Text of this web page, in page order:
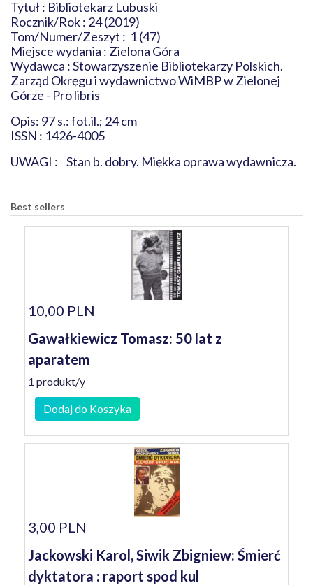
Tytuł : Bibliotekarz Lubuski
Rocznik/Rok : 24 (2019)
Tom/Numer/Zeszyt : 1 (47)
Miejsce wydania : Zielona Góra
Wydawca : Stowarzyszenie Bibliotekarzy Polskich.
Zarząd Okręgu i wydawnictwo WiMBP w Zielonej
Górze - Pro libris
Opis: 97 s.: fot.il.; 24 cm
ISSN : 1426-4005
UWAGI : Stan b. dobry. Miękka oprawa wydawnicza.
Best sellers
10,00 PLN
Gawałkiewicz Tomasz: 50 lat z
aparatem
1 produkt/y
Dodaj do Koszyka
3,00 PLN
Jackowski Karol, Siwik Zbigniew: Śmierć
dyktatora : raport spod kul